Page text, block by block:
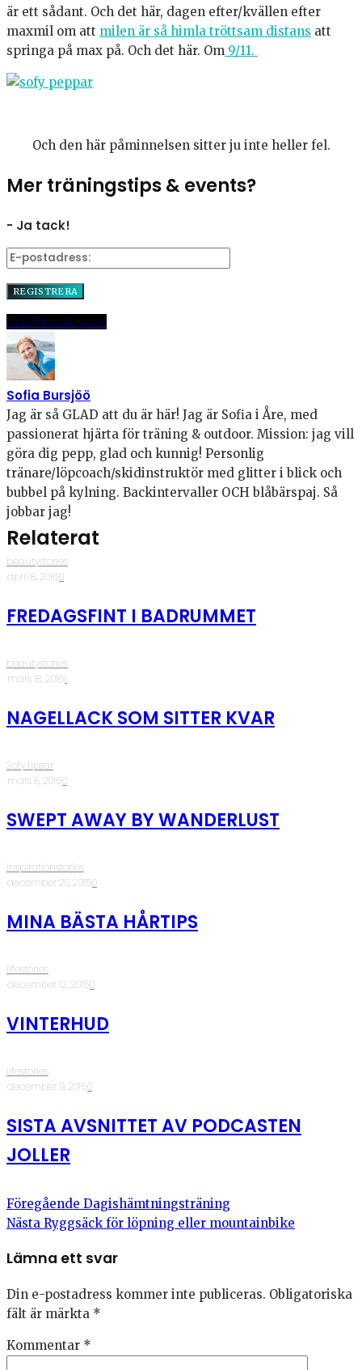
är ett sådant. Och det här, dagen efter/kvällen efter
maxmil om att milen är så himla tröttsam distans att
springa på max på. Och det här. Om 9/11.
Och den här påminnelsen sitter ju inte heller fel.
Mer träningstips & events?
- Ja tack!
DelaPinnaE-post
Sofia Bursjöö
Jag är så GLAD att du är här! Jag är Sofia i Åre, med
passionerat hjärta för träning & outdoor. Mission: jag vill
göra dig pepp, glad och kunnig! Personlig
tränare/löpcoach/skidinstruktör med glitter i blick och
bubbel på kylning. Backintervaller OCH blåbärspaj. Så
jobbar jag!
Relaterat
beautystories
·april 8, 2016·0
FREDAGSFINT I BADRUMMET
beautystories
·mars 18, 2016·1
NAGELLACK SOM SITTER KVAR
Sofy tipsar
·mars 8, 2016·0
SWEPT AWAY BY WANDERLUST
inspirationstories
·december 20, 2015·0
MINA BÄSTA HÅRTIPS
lifestories
·december 12, 2015·0
VINTERHUD
lifestories
·december 9, 2015·0
SISTA AVSNITTET AV PODCASTEN
JOLLER
Föregående Dagishämtningsträning
Nästa Ryggsäck för löpning eller mountainbike
Lämna ett svar
Din e-postadress kommer inte publiceras. Obligatoriska
fält är märkta *
Kommentar *